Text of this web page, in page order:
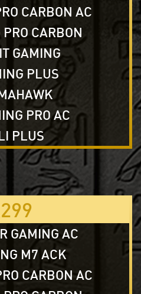
CARBON AC
CARBON
GAMING
PLUS
PRO AC
PLUS
GAMING AC
M7 ACK
CARBON AC